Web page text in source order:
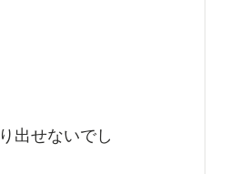
出せないでし